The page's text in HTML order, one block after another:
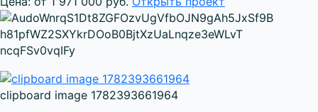
clipboard image 1782393661964